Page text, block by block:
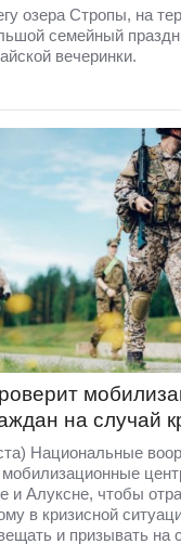
озера Стропы, на
семейный
вечеринки.
на случай
Национальные
и Алуксне, чтобы
в кризисной
и призывать на